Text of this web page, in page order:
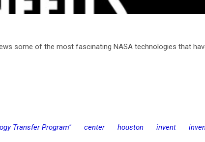
some of the most fascinating NASA technologies that
Transfer Program" center houston invent